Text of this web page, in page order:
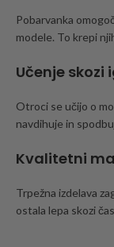
Pobarvanka
modele. To krepi
Učenje skozi
Otroci se učijo o
navdihuje in
Kvalitetni
Trpežna izdelava
ostala lepa skozi